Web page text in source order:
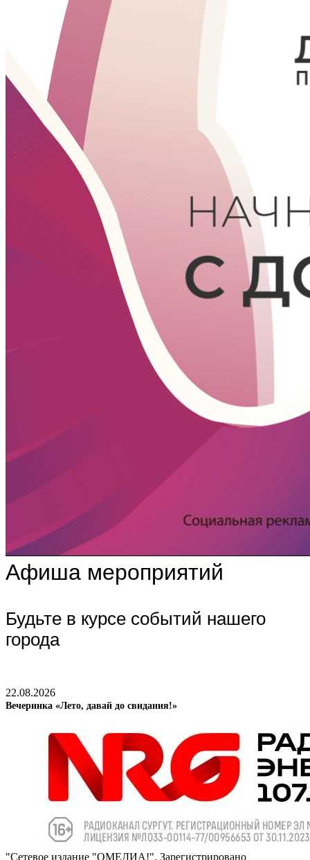
Афиша мероприятий
Будьте в курсе событий нашего
города
22.08.2026
Вечеринка «Лето, давай до свидания!»
"Сетевое издание "ОМЕДИА!". Зарегистрировано